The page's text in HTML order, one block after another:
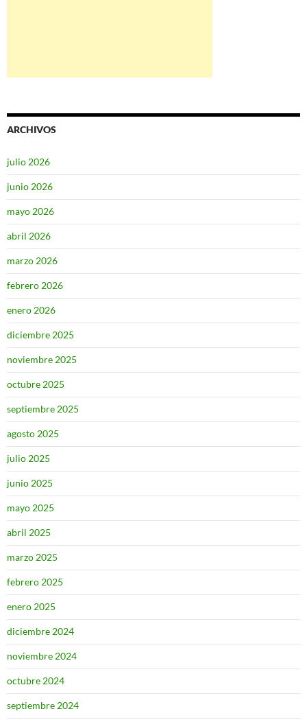
ARCHIVOS
julio 2026
junio 2026
mayo 2026
abril 2026
marzo 2026
febrero 2026
enero 2026
diciembre 2025
noviembre 2025
octubre 2025
septiembre 2025
agosto 2025
julio 2025
junio 2025
mayo 2025
abril 2025
marzo 2025
febrero 2025
enero 2025
diciembre 2024
noviembre 2024
octubre 2024
septiembre 2024